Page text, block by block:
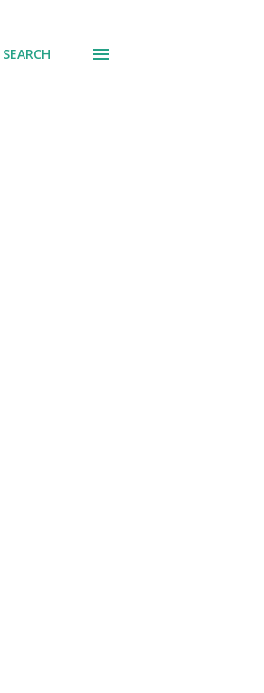
SEARCH